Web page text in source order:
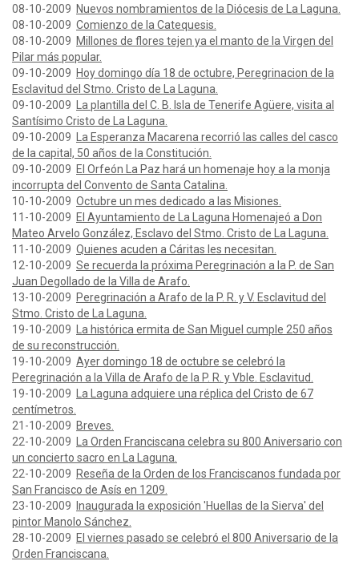
08-10-2009 Nuevos nombramientos de la Diócesis de La Laguna.
08-10-2009 Comienzo de la Catequesis.
08-10-2009 Millones de flores tejen ya el manto de la Virgen del
Pilar más popular.
09-10-2009 Hoy domingo día 18 de octubre, Peregrinacion de la
Esclavitud del Stmo. Cristo de La Laguna.
09-10-2009
La plantilla del C. B. Isla de Tenerife Agüere, visita al
Santísimo Cristo de La Laguna.
09-10-2009
La Esperanza Macarena recorrió las calles del casco
de la capital, 50 años de la Constitución.
09-10-2009 El Orfeón La Paz hará un homenaje hoy a la monja
incorrupta del Convento de Santa Catalina.
10-10-2009 Octubre un mes dedicado a las Misiones.
11-10-2009 El Ayuntamiento de La Laguna Homenajeó a Don
Mateo Arvelo González, Esclavo del Stmo. Cristo de La Laguna.
11-10-2009 Quienes acuden a Cáritas les necesitan.
12-10-2009 Se recuerda la próxima Peregrinación a la P. de San
Juan Degollado de la Villa de Arafo.
13-10-2009 Peregrinación a Arafo de la P. R. y V. Esclavitud del
Stmo. Cristo de La Laguna.
19-10-2009
La histórica ermita de San Miguel cumple 250 años
de su reconstrucción.
19-10-2009 Ayer domingo 18 de octubre se celebró la
Peregrinación a la Villa de Arafo de la P. R. y Vble. Esclavitud.
19-10-2009
La Laguna adquiere una réplica del Cristo de 67
centímetros.
21-10-2009 Breves.
22-10-2009
La Orden Franciscana celebra su 800 Aniversario con
un concierto sacro en La Laguna.
22-10-2009 Reseña de la Orden de los Franciscanos fundada por
San Francisco de Asís en 1209.
23-10-2009
Inaugurada la exposición 'Huellas de la Sierva' del
pintor Manolo Sánchez.
28-10-2009 El viernes pasado se celebró el 800 Aniversario de la
Orden Franciscana.